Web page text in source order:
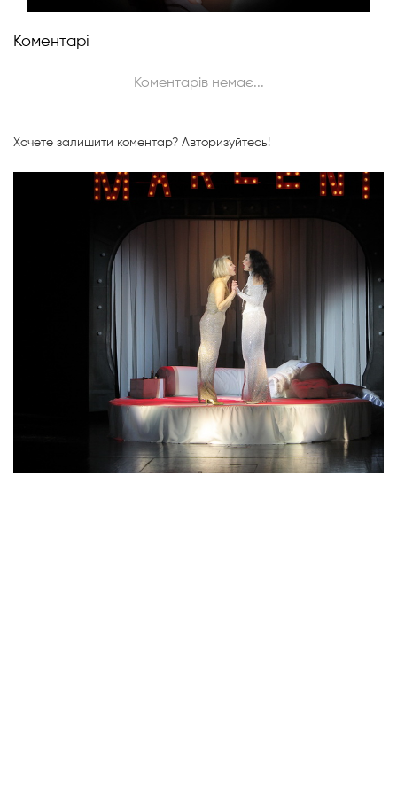
Коментарі
Коментарів немає...
Хочете залишити коментар? Авторизуйтесь!